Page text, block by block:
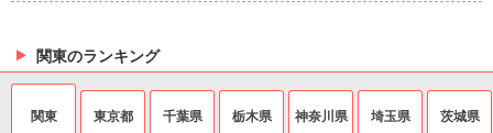
関東のランキング
関東 東京都 千葉県 栃木県 神奈川県 埼玉県 茨城県